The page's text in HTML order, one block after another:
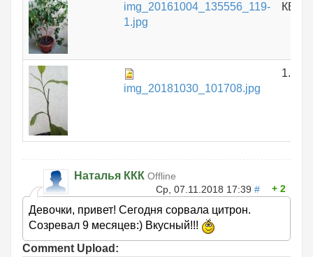
img_20161004_135556_119-
1.jpg
КБ
img_20181030_101708.jpg
1.51
Наталья ККК Offline
Ср, 07.11.2018 17:39 # 2
Девочки, привет! Сегодня сорвала цитрон.
Созревал 9 месяцев:) Вкусный!!!
Comment Upload: